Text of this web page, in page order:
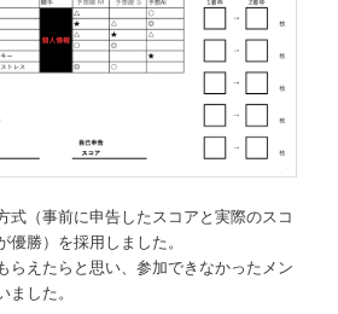
式（事前に申告したスコアと実際のスコ
勝）を採用しました。
らえたらと思い、参加できなかったメン
した。